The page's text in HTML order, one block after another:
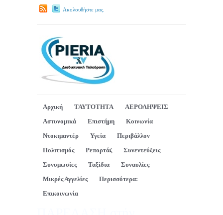
Ακολουθήστε μας.
Αρχική ΤΑΥΤΟΤΗΤΑ
ΑΕΡΟΛΗΨΕΙΣ
Αστυνομικά
Επιστήμη
Κοινωνία
Ντοκιμαντέρ
Υγεία
Περιβάλλον
Πολιτισμός
Ρεπορτάζ
Συνεντεύξεις
Συνομωσίες
Ταξίδια
Συναυλίες
Μικρές Αγγελίες
Περισσότερα:
Επικοινωνία